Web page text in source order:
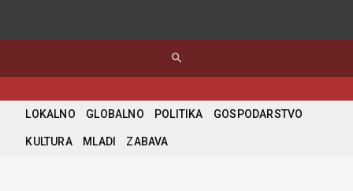
search
LOKALNO GLOBALNO POLITIKA GOSPODARSTVO
KULTURA MLADI ZABAVA